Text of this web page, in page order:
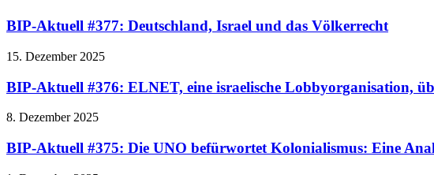
BIP-Aktuell #377: Deutschland, Israel und das Völkerrecht
15. Dezember 2025
BIP-Aktuell #376: ELNET, eine israelische Lobbyorganisation,
8. Dezember 2025
BIP-Aktuell #375: Die UNO befürwortet Kolonialismus: Eine